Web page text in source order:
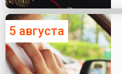
5 августа